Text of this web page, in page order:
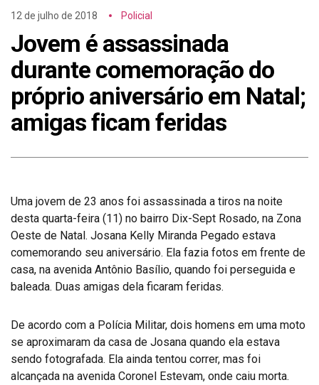
12 de julho de 2018 Policial
Jovem é assassinada
durante comemoração do
próprio aniversário em Natal;
amigas ficam feridas
Uma jovem de 23 anos foi assassinada a tiros na noite
desta quarta-feira (11) no bairro Dix-Sept Rosado, na Zona
Oeste de Natal. Josana Kelly Miranda Pegado estava
comemorando seu aniversário. Ela fazia fotos em frente de
casa, na avenida Antônio Basílio, quando foi perseguida e
baleada. Duas amigas dela ficaram feridas.
De acordo com a Polícia Militar, dois homens em uma moto
se aproximaram da casa de Josana quando ela estava
sendo fotografada. Ela ainda tentou correr, mas foi
alcançada na avenida Coronel Estevam, onde caiu morta.